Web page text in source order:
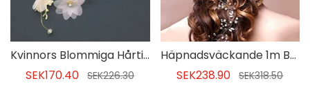
Kvinnors Blommiga Hårtillbehör
SEK170.40
SEK226.30
Häpnadsväckande 1m Brudens Hårtillbehör För Kvinnor
SEK238.90
SEK318.50